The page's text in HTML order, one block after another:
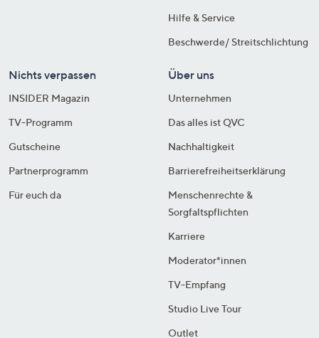
Hilfe & Service
Beschwerde/ Streitschlichtung
Nichts verpassen
INSIDER Magazin
TV-Programm
Gutscheine
Partnerprogramm
Für euch da
Über uns
Unternehmen
Das alles ist QVC
Nachhaltigkeit
Barrierefreiheitserklärung
Menschenrechte &
Sorgfaltspflichten
Karriere
Moderator*innen
TV-Empfang
Studio Live Tour
Outlet